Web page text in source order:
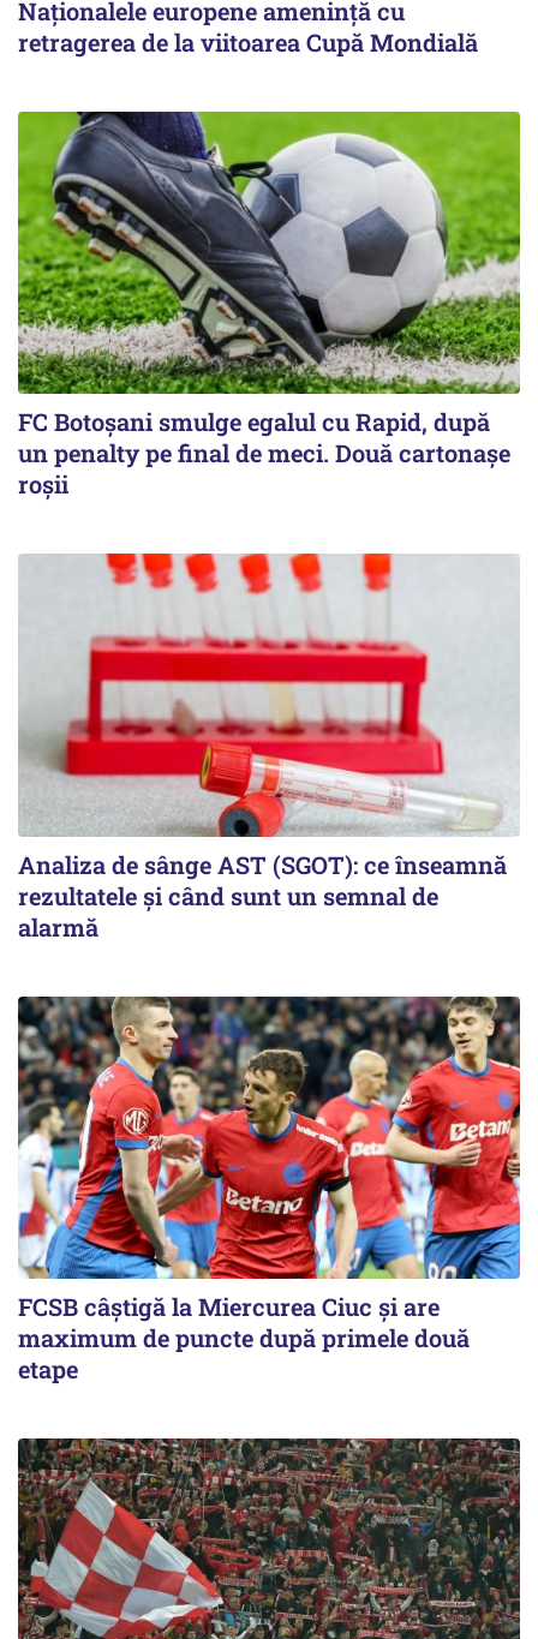
Naţionalele europene ameninţă cu
retragerea de la viitoarea Cupă Mondială
FC Botoşani smulge egalul cu Rapid, după
un penalty pe final de meci. Două cartonaşe
roşii
Analiza de sânge AST (SGOT): ce înseamnă
rezultatele și când sunt un semnal de
alarmă
FCSB câştigă la Miercurea Ciuc şi are
maximum de puncte după primele două
etape